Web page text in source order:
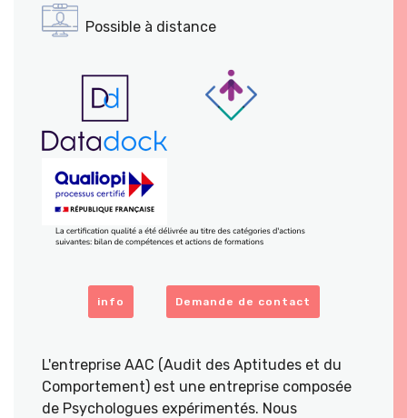
Possible à distance
info Demande de contact
L'entreprise AAC (Audit des Aptitudes et du
Comportement) est une entreprise composée
de Psychologues expérimentés. Nous